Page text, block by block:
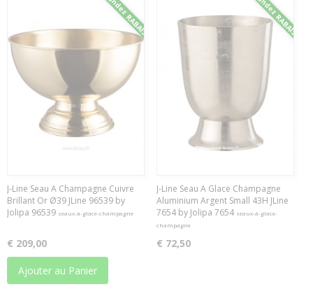
J-Line Seau A Champagne Cuivre
Brillant Or Ø39 JLine 96539 by
Jolipa 96539 seaux-à-glace-champagne
€ 209,00
Ajouter au Panier
J-Line Seau A Glace Champagne
Aluminium Argent Small 43H JLine
7654 by Jolipa 7654 seaux-à-glace-
champagne
€ 72,50